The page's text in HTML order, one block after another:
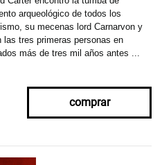
arqueológico de todos los
su mecenas lord Carnarvon y
tres primeras personas en
más de tres mil años antes ...
comprar